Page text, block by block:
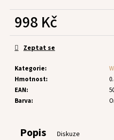
998 Kč
Měrná
cena:
Kategorie:
Hmotnost:
EAN:
Barva:
Zeptat se
Popis Diskuze
m